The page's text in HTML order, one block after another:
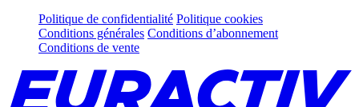
Politique de confidentialité Politique cookies
Conditions générales Conditions d’abonnement
Conditions de vente